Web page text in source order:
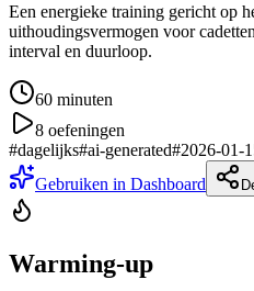
Een energieke training gericht op
uithoudingsvermogen voor
interval en duurloop.
60 minuten
8 oefeningen
#dagelijks#ai-generated#2026-01-
Gebruiken in Dashboard
Warming-up